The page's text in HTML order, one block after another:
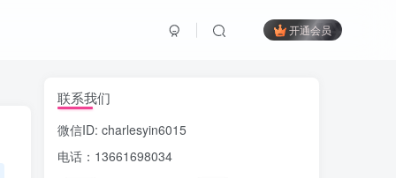
开通会员
联系我们
微信ID: charlesyin6015
电话：13661698034